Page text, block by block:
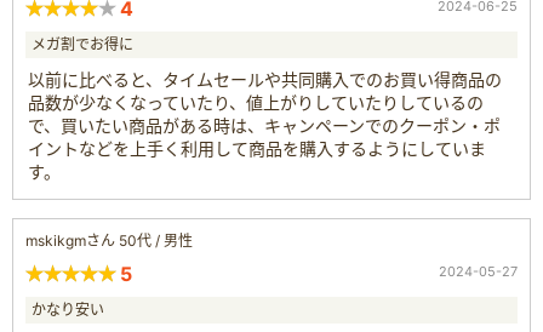
4 2024-06-25
メガ割でお得に
以前に比べると、タイムセールや共同購入でのお買い得商品の
品数が少なくなっていたり、値上がりしていたりしているの
で、買いたい商品がある時は、キャンペーンでのクーポン・ポ
イントなどを上手く利用して商品を購入するようにしていま
す。
mskikgmさん 50代 / 男性
5 2024-05-27
かなり安い